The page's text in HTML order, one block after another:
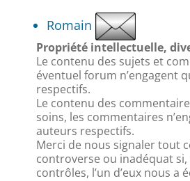
Romain
Propriété intellectuelle,
Le contenu des sujets et
éventuel forum n’engagent
respectifs.
Le contenu des
soins, les commentaires
auteurs respectifs.
Merci de nous signaler tout
controverse ou inadéquat
contrôles, l’un d’eux nous a